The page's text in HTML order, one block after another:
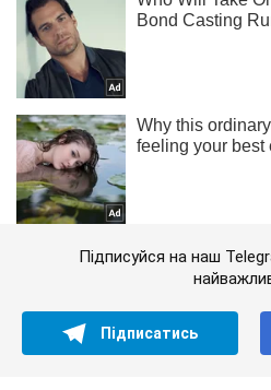
Підписуйся на наш
Підписатись